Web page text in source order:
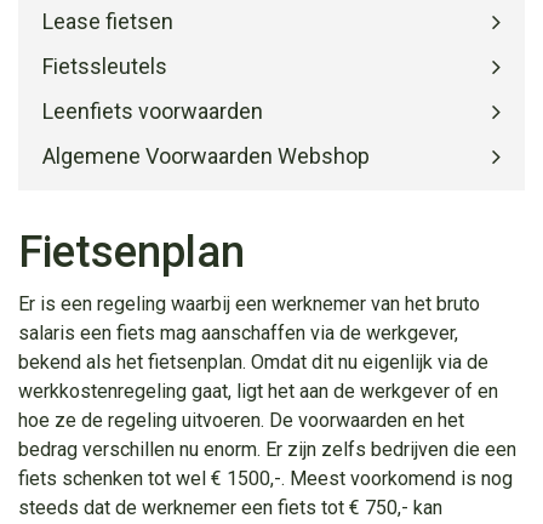
Lease fietsen
Fietssleutels
Leenfiets voorwaarden
Algemene Voorwaarden Webshop
Fietsenplan
Er is een regeling waarbij een werknemer van het bruto
salaris een fiets mag aanschaffen via de werkgever,
bekend als het fietsenplan. Omdat dit nu eigenlijk via de
werkkostenregeling gaat, ligt het aan de werkgever of en
hoe ze de regeling uitvoeren. De voorwaarden en het
bedrag verschillen nu enorm. Er zijn zelfs bedrijven die een
fiets schenken tot wel € 1500,-. Meest voorkomend is nog
steeds dat de werknemer een fiets tot € 750,- kan